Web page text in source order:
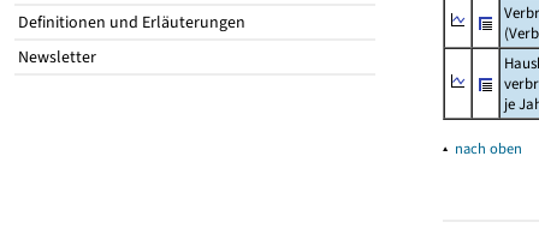
Definitionen und Erläuterungen
Newsletter
je
▴ nach oben